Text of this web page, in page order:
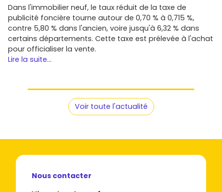
Dans l'immobilier neuf, le taux réduit de la taxe de
publicité foncière tourne autour de 0,70 % à 0,715 %,
contre 5,80 % dans l'ancien, voire jusqu'à 6,32 % dans
certains départements. Cette taxe est prélevée à l'achat
pour officialiser la vente.
Lire la suite...
Voir toute l'actualité
Nous contacter